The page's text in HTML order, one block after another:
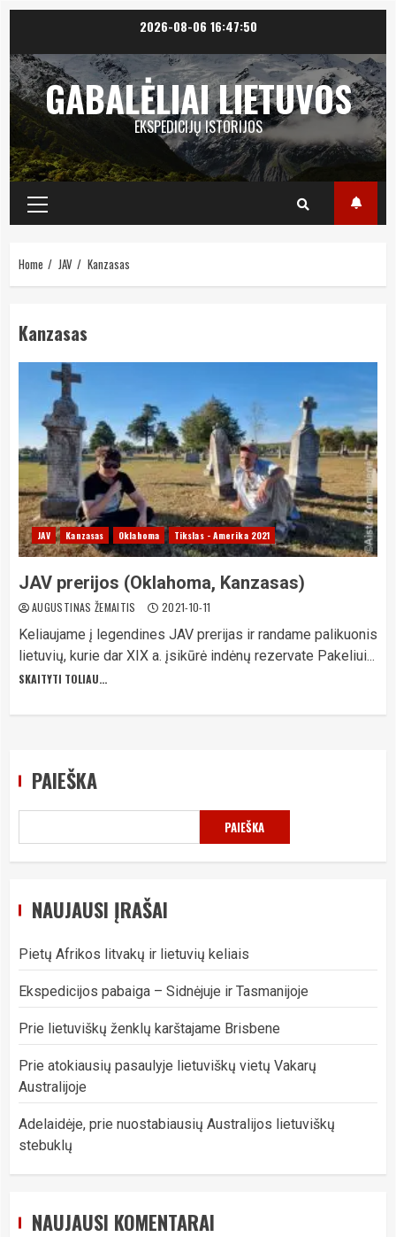
content
2026-08-06 16:47:50
GABALĖLIAI LIETUVOS
EKSPEDICIJŲ ISTORIJOS
Primary
Menu
Home JAV Kanzasas
Kanzasas
JAV Kanzasas Oklahoma Tikslas - Amerika 2021
JAV prerijos (Oklahoma, Kanzasas)
AUGUSTINAS ŽEMAITIS 2021-10-11
Keliaujame į legendines JAV prerijas ir randame palikuonis
lietuvių, kurie dar XIX a. įsikūrė indėnų rezervate Pakeliui...
SKAITYTI TOLIAU...
PAIEŠKA
PAIEŠKA
NAUJAUSI ĮRAŠAI
Pietų Afrikos litvakų ir lietuvių keliais
Ekspedicijos pabaiga – Sidnėjuje ir Tasmanijoje
Prie lietuviškų ženklų karštajame Brisbene
Prie atokiausių pasaulyje lietuviškų vietų Vakarų
Australijoje
Adelaidėje, prie nuostabiausių Australijos lietuviškų
stebuklų
NAUJAUSI KOMENTARAI